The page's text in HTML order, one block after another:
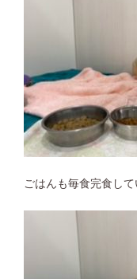
ごはんも毎食完食して